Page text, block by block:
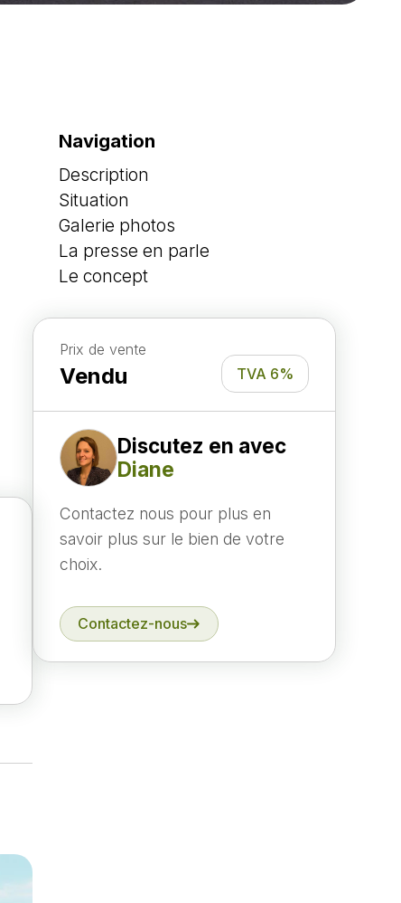
Navigation
Description
Situation
Galerie photos
La presse en parle
Le concept
Prix de vente
Vendu TVA 6%
Discutez en avec
Diane
Contactez nous pour plus en
savoir plus sur le bien de votre
choix.
Contactez-nous